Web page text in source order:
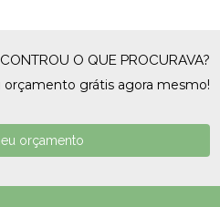
O QUE PROCURAVA?
orçamento grátis agora mesmo!
orçamento